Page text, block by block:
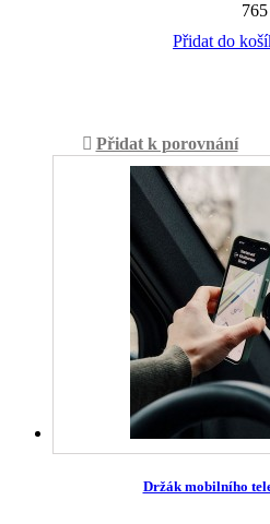
Přidat do
Přidat k porovnání
Držák mobilního